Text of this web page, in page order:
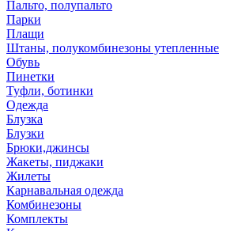
Пальто, полупальто
Парки
Плащи
Штаны, полукомбинезоны утепленные
Обувь
Пинетки
Туфли, ботинки
Одежда
Блузка
Блузки
Брюки,джинсы
Жакеты, пиджаки
Жилеты
Карнавальная одежда
Комбинезоны
Комплекты